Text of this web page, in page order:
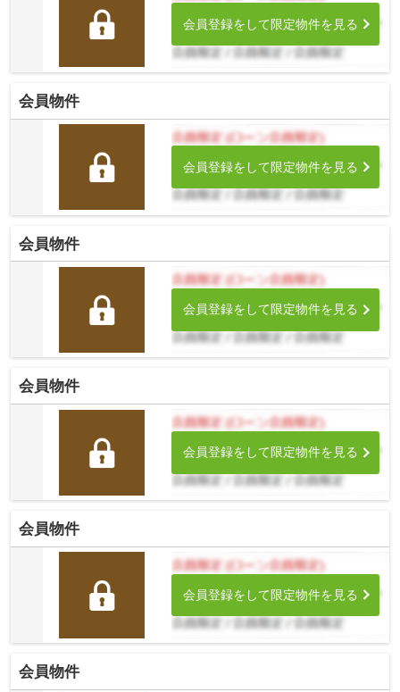
会員登録をして限定物件を見る
会員物件
会員登録をして限定物件を見る
会員物件
会員登録をして限定物件を見る
会員物件
会員登録をして限定物件を見る
会員物件
会員登録をして限定物件を見る
会員物件